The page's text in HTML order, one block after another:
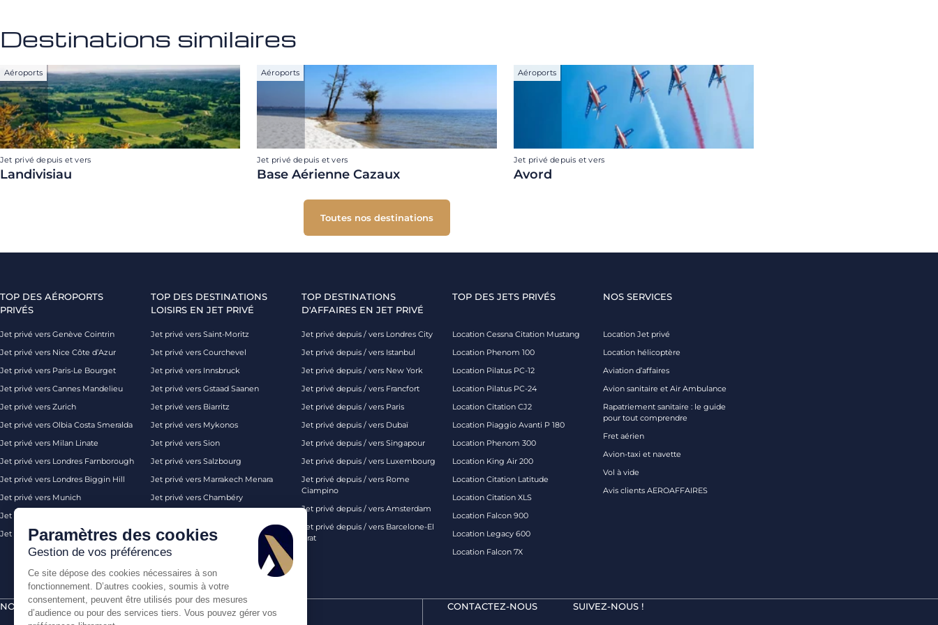
Destinations similaires
Aéroports
Jet privé depuis et vers
Landivisiau
Aéroports
Jet privé depuis et vers
Base Aérienne Cazaux
Aéroports
Jet privé depuis et vers
Avord
Toutes nos destinations
TOP DES AÉROPORTS
PRIVÉS
Jet privé vers Genève Cointrin
Jet privé vers Nice Côte d’Azur
Jet privé vers Paris-Le Bourget
Jet privé vers Cannes Mandelieu
Jet privé vers Zurich
Jet privé vers Olbia Costa Smeralda
Jet privé vers Milan Linate
Jet privé vers Londres Farnborough
Jet privé vers Londres Biggin Hill
Jet privé vers Munich
Jet privé vers Monaco
Jet privé vers Palma de Majorque
TOP DES DESTINATIONS
LOISIRS EN JET PRIVÉ
Jet privé vers Saint-Moritz
Jet privé vers Courchevel
Jet privé vers Innsbruck
Jet privé vers Gstaad Saanen
Jet privé vers Biarritz
Jet privé vers Mykonos
Jet privé vers Sion
Jet privé vers Salzbourg
Jet privé vers Marrakech Menara
Jet privé vers Chambéry
Jet privé vers Londres
TOP DESTINATIONS
D'AFFAIRES EN JET PRIVÉ
Jet privé depuis / vers Londres City
Jet privé depuis / vers Istanbul
Jet privé depuis / vers New York
Jet privé depuis / vers Francfort
Jet privé depuis / vers Paris
Jet privé depuis / vers Dubaï
Jet privé depuis / vers Singapour
Jet privé depuis / vers Luxembourg
Jet privé depuis / vers Rome
Ciampino
Jet privé depuis / vers Amsterdam
Jet privé depuis / vers Barcelone-El
Prat
TOP DES JETS PRIVÉS
Location Cessna Citation Mustang
Location Phenom 100
Location Pilatus PC-12
Location Pilatus PC-24
Location Citation CJ2
Location Piaggio Avanti P 180
Location Phenom 300
Location King Air 200
Location Citation Latitude
Location Citation XLS
Location Falcon 900
Location Legacy 600
Location Falcon 7X
NOS SERVICES
Location Jet privé
Location hélicoptère
Aviation d’affaires
Avion sanitaire et Air Ambulance
Rapatriement sanitaire : le guide
pour tout comprendre
Fret aérien
Avion-taxi et navette
Vol à vide
Avis clients AEROAFFAIRES
NOS CERTIFICATIONS PAIEMENTS SÉCURISÉS PAR CONTACTEZ-NOUS SUIVEZ-NOUS !
Paramètres des cookies
Gestion de vos préférences
Ce site dépose des cookies nécessaires à son
fonctionnement. D’autres cookies, soumis à votre
consentement, peuvent être utilisés pour des mesures
d’audience ou pour des services tiers. Vous pouvez gérer vos